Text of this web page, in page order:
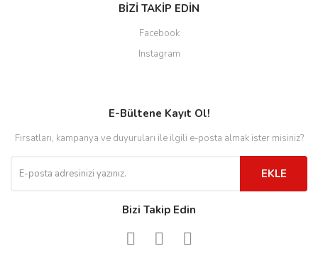
BİZİ TAKİP EDİN
Facebook
Instagram
E-Bültene Kayıt Ol!
Fırsatları, kampanya ve duyuruları ile ilgili e-posta almak ister misiniz?
EKLE
Bizi Takip Edin